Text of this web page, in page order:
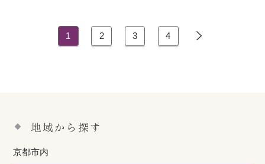
地域から探す
京都市内
1 2 3 4 